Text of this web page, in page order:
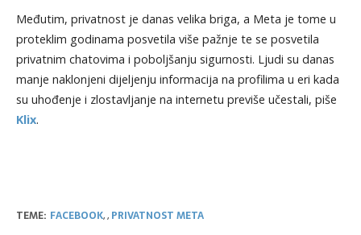
Međutim, privatnost je danas velika briga, a Meta je tome u
proteklim godinama posvetila više pažnje te se posvetila
privatnim chatovima i poboljšanju sigurnosti. Ljudi su danas
manje naklonjeni dijeljenju informacija na profilima u eri kada
su uhođenje i zlostavljanje na internetu previše učestali, piše
Klix.
TEME: FACEBOOK,, PRIVATNOST META